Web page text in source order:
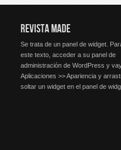
REVISTA MADE
Se trata de un panel de widget.
este texto, acceder a su panel de
administración de WordPress y
Aplicaciones >> Apariencia y
soltar un widget en el panel de